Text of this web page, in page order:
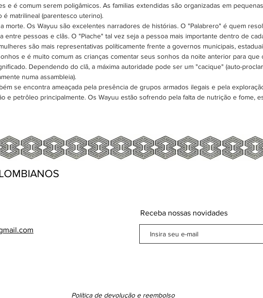
e é comum serem poligâmicos. As familias extendidas são organizadas em
matrilineal (parentesco uterino).
morte. Os Wayuu são excelentes narradores de histórias. O "Palabrero" é quem
entre pessoas e clãs. O "Piache" tal vez seja a pessoa mais importante dentro de
são mais representativas políticamente frente a governos municipais,
e é muito comum as crianças comentar seus sonhos da noite anterior para que
Dependendo do clã, a máxima autoridade pode ser um "cacique" (auto-
numa assambleia).
se encontra ameaçada pela presência de grupos armados ilegais e pela
e petrôleo principalmente. Os Wayuu estão sofrendo pela falta de nutrição e fome,
Receba nossas novidades
Política de devolução e reembolso